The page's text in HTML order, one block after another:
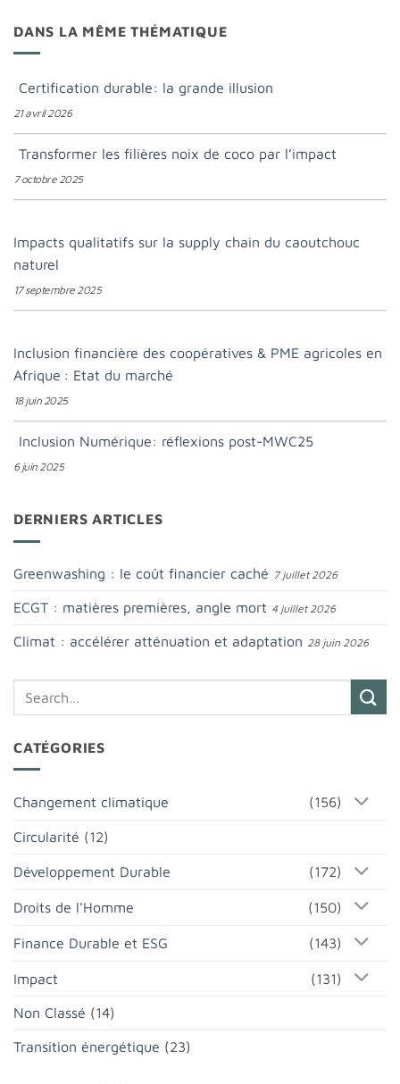
DANS LA MÊME THÉMATIQUE
Certification durable: la grande illusion
21 avril 2026
Transformer les filières noix de coco par l’impact
7 octobre 2025
Impacts qualitatifs sur la supply chain du caoutchouc
naturel
17 septembre 2025
Inclusion financière des coopératives & PME agricoles en
Afrique : Etat du marché
18 juin 2025
Inclusion Numérique: réflexions post-MWC25
6 juin 2025
DERNIERS ARTICLES
Greenwashing : le coût financier caché 7 juillet 2026
ECGT : matières premières, angle mort 4 juillet 2026
Climat : accélérer atténuation et adaptation 28 juin 2026
CATÉGORIES
Changement climatique (156)
Circularité (12)
Développement Durable (172)
Droits de l'Homme (150)
Finance Durable et ESG (143)
Impact (131)
Non Classé (14)
Transition énergétique (23)